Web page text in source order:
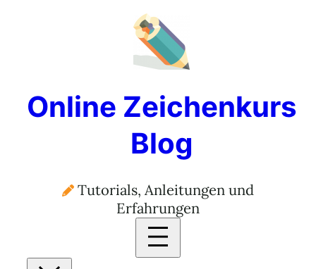
Online Zeichenkurs
Blog
Tutorials, Anleitungen und
Erfahrungen